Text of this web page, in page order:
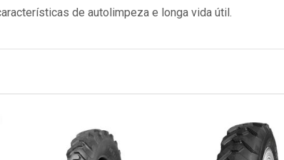
de autolimpeza e longa vida útil.